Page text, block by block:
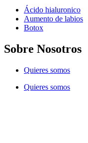
Ácido hialuronico
Aumento de labios
Botox
Sobre Nosotros
Quieres somos
Quieres somos